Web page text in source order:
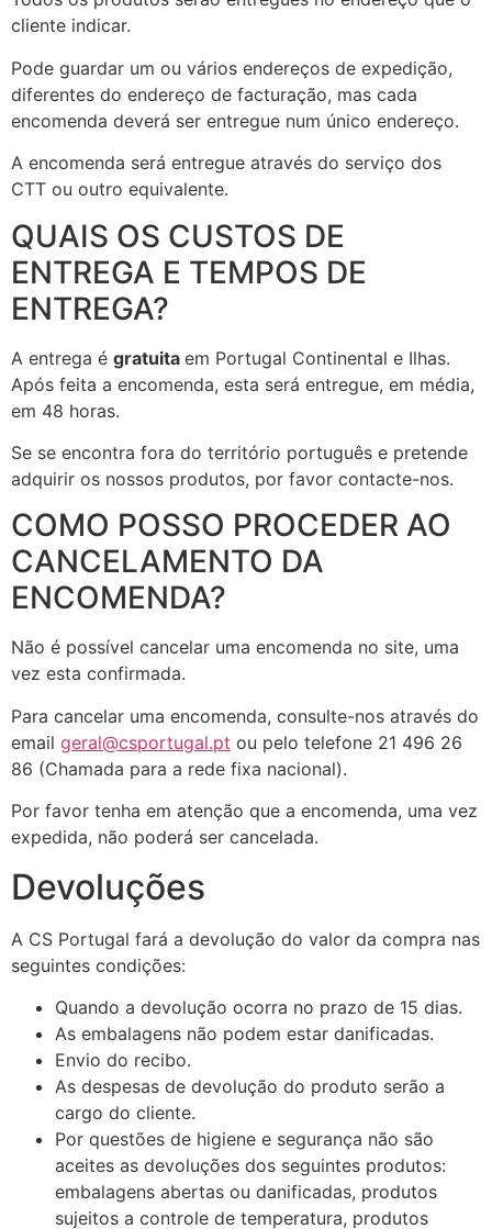
cliente indicar.
Pode guardar um ou vários endereços de expedição,
diferentes do endereço de facturação, mas cada
encomenda deverá ser entregue num único endereço.
A encomenda será entregue através do serviço dos
CTT ou outro equivalente.
QUAIS OS CUSTOS DE
ENTREGA E TEMPOS DE
ENTREGA?
A entrega é gratuita em Portugal Continental e Ilhas.
Após feita a encomenda, esta será entregue, em média,
em 48 horas.
Se se encontra fora do território português e pretende
adquirir os nossos produtos, por favor contacte-nos.
COMO POSSO PROCEDER AO
CANCELAMENTO DA
ENCOMENDA?
Não é possível cancelar uma encomenda no site, uma
vez esta confirmada.
Para cancelar uma encomenda, consulte-nos através do
email geral@csportugal.pt ou pelo telefone 21 496 26
86 (Chamada para a rede fixa nacional).
Por favor tenha em atenção que a encomenda, uma vez
expedida, não poderá ser cancelada.
Devoluções
A CS Portugal fará a devolução do valor da compra nas
seguintes condições:
Quando a devolução ocorra no prazo de 15 dias.
As embalagens não podem estar danificadas.
Envio do recibo.
As despesas de devolução do produto serão a
cargo do cliente.
Por questões de higiene e segurança não são
aceites as devoluções dos seguintes produtos:
embalagens abertas ou danificadas, produtos
sujeitos a controle de temperatura, produtos